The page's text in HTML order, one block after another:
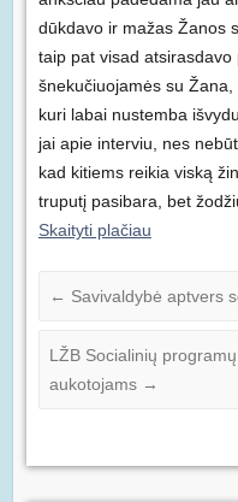
dūkdavo ir mažas Žanos
taip pat visad
šnekučiuojamės su
kuri labai nustemba
jai apie interviu, nes
kad kitiems reikia viską
truputį pasibara, bet
Skaityti plačiau
← Savivaldybė aptvers
LŽB Socialinių
aukotojams →